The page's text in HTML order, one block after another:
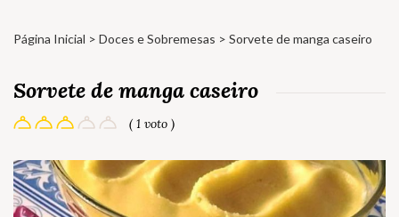
Página Inicial > Doces e Sobremesas > Sorvete de manga caseiro
Sorvete de manga caseiro
( 1 voto )